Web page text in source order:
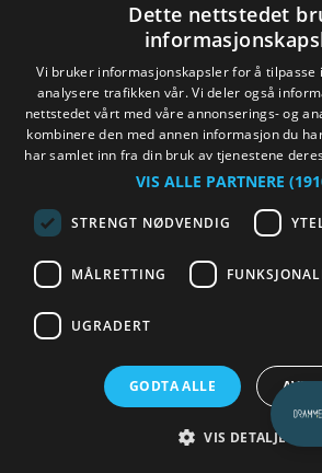
Følg oss på
Tilgjengelighetserklæring
Personvernerklæring
Kontakt oss
Dette nettstedet
Vi bruker informasjonskapsler for å tilpasse
analysere trafikken vår. Vi deler også
nettstedet vårt med våre annonserings- og
kombinere den med annen informasjon du
har samlet inn fra din bruk av tjenestene
VIS ALLE PARTNERE
STRENGT NØDVENDIG
MÅLRETTING
UGRADERT
GODTA ALLE
VIS DETALJER